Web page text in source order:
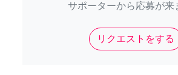
サポーターから応募が来
リクエストをする